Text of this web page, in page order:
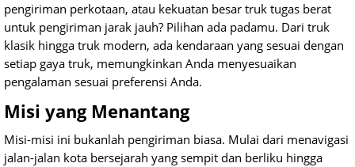
pengiriman perkotaan, atau kekuatan besar truk tugas berat
untuk pengiriman jarak jauh? Pilihan ada padamu. Dari truk
klasik hingga truk modern, ada kendaraan yang sesuai dengan
setiap gaya truk, memungkinkan Anda menyesuaikan
pengalaman sesuai preferensi Anda.
Misi yang Menantang
Misi-misi ini bukanlah pengiriman biasa. Mulai dari menavigasi
jalan-jalan kota bersejarah yang sempit dan berliku hingga